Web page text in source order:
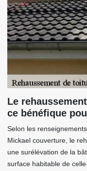
Le
ce bénéfique
Selon les
Mickael couverture, le
une surélévation de la
surface habitable de